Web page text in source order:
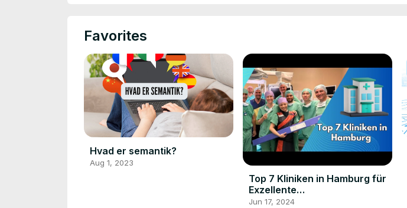
Favorites
Hvad er semantik?
Aug 1, 2023
Top 7 Kliniken in Hamburg für
Exzellente
Gesundheitsversorgung
Jun 17, 2024